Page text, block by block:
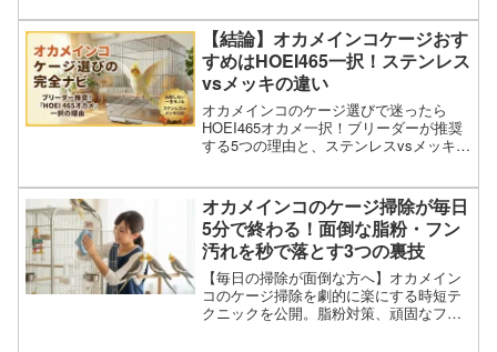
か分かる10秒診断付き。
【結論】オカメインコケージおす
すめはHOEI465一択！ステンレス
vsメッキの違い
オカメインコのケージ選びで迷ったら
HOEI465オカメ一択！ブリーダーが推奨
する5つの理由と、ステンレスvsメッキの
で、一生モノのマイホームを選びましょ
う。
オカメインコのケージ掃除が毎日
5分で終わる！面倒な脂粉・フン
汚れを秒で落とす3つの裏技
【毎日の掃除が面倒な方へ】オカメイン
コのケージ掃除を劇的に楽にする時短テ
クニックを公開。脂粉対策、頑固なフン